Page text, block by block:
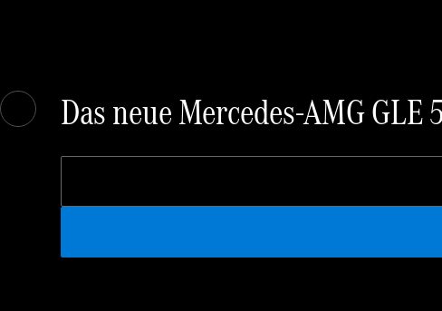
Das neue Mercedes-AMG GLE